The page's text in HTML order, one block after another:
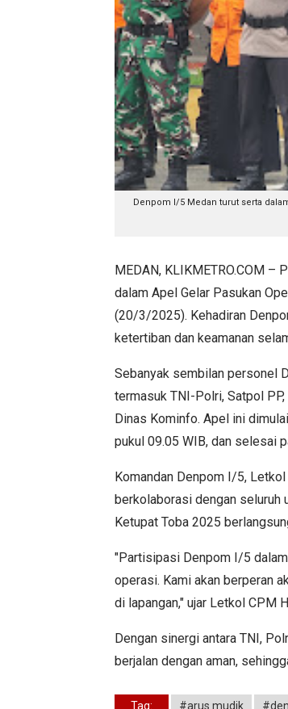
Denpom I/5 Medan turut serta
MEDAN, KLIKMETRO.COM
dalam Apel Gelar Pasukan
(20/3/2025). Kehadiran
ketertiban dan keamanan
Sebanyak sembilan personel
termasuk TNI-Polri, Satpol
Dinas Kominfo. Apel ini
pukul 09.05 WIB, dan selesai
Komandan Denpom I/5, Letkol
berkolaborasi dengan seluruh
Ketupat Toba 2025
"Partisipasi Denpom I/5
operasi. Kami akan berperan
di lapangan," ujar Letkol CPM
Dengan sinergi antara TNI,
berjalan dengan aman,
Tag: #arus mudik